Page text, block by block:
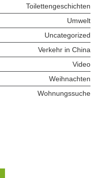
Toilettengeschichten
Umwelt
Uncategorized
Verkehr in China
Video
Weihnachten
Wohnungssuche